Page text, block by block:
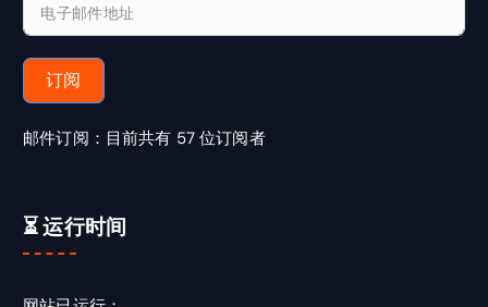
订阅
邮件订阅：目前共有 57 位订阅者
⏳ 运行时间